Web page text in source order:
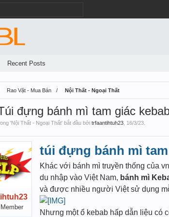
Rao Vặt - Mua Bán Nội Thất - Ngoại Thất
đựng bánh mì tam giác
'Nội Thất - Ngoại Thất' bắt đầu bởi trfaantihtuh23 16/3/23
túi đựng bánh mì
Khác với bánh mì truyền thống của
du nhập vào Việt Nam, bánh mì
và được nhiều người Việt sử dụng
Nhưng một ổ kebab hấp dẫn liệu có
Recent Posts